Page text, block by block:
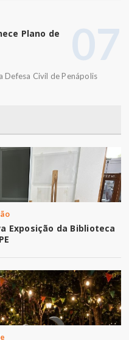
07
Plano de
Defesa Civil de Penápolis
Exposição da Biblioteca